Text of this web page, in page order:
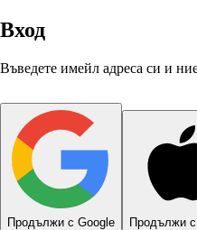
Вход
Въведете имейл адреса си и
Продължи с Google Продължи